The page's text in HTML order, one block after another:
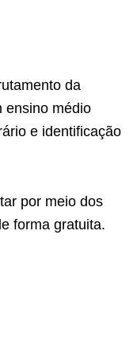
da
ensino médio
e identificação
por meio dos
forma gratuita.